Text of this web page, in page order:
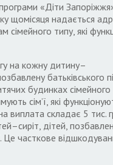
«Діти
щомісяця надається
сімейного типу, які
на кожну дитину–
батьківського
будинках сімейного
сім’ї, які
виплата складає 5 тис.
–сиріт, дітей,
. Це часткове